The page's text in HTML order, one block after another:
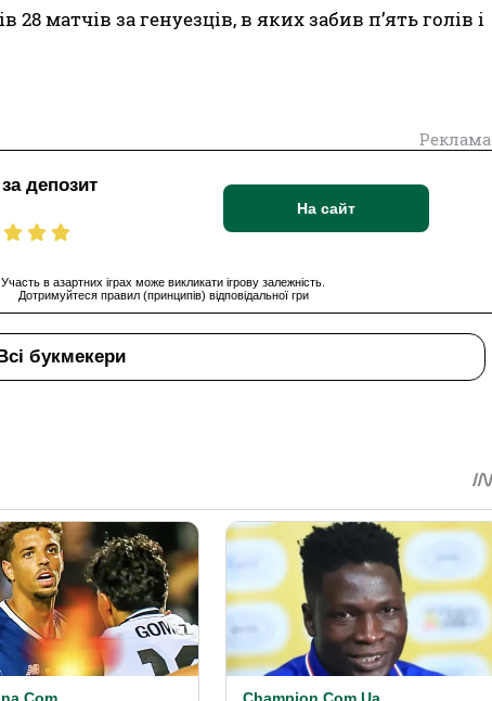
матчів за генуезців, в яких забив п’ять голів і
Реклама
депозит
На сайт
Участь в азартних іграх може викликати ігрову залежність.
Дотримуйтеся правил (принципів) відповідальної гри
букмекери